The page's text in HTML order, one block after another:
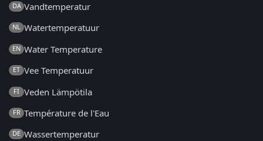
DA Vandtemperatur
NL Watertemperatuur
EN Water Temperature
ET Vee Temperatuur
FI Veden Lämpötila
FR Température de l'Eau
DE Wassertemperatur